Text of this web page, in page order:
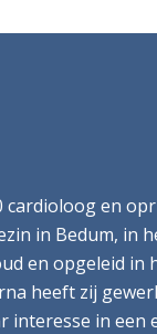
cardioloog en
in Bedum, in
en opgeleid in
heeft zij
interesse in een